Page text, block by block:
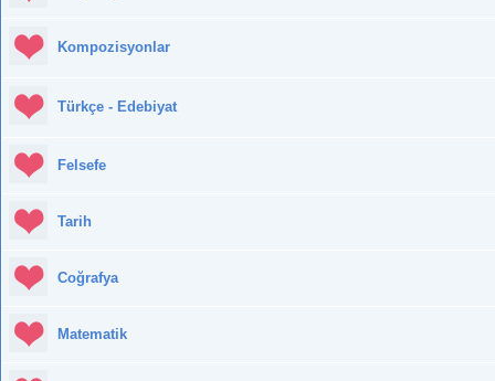
Kompozisyonlar
Türkçe - Edebiyat
Felsefe
Tarih
Coğrafya
Matematik